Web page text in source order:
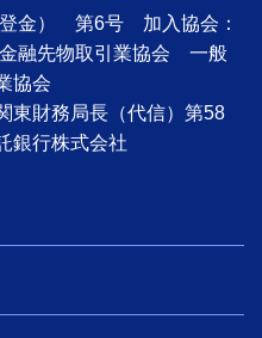
登金） 第6号 加入協会：
融先物取引業協会 一般
協会
財務局長（代信）第58
銀行株式会社